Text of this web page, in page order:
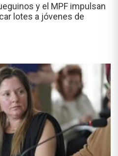
y el MPF impulsan
lotes a jóvenes de